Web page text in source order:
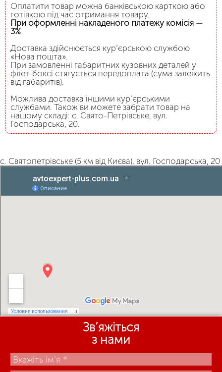
Оплатити товар можна банківською карткою або
готівкою під час отримання товару.
При оформленні накладеного платежу комісія —
3%
Доставка здійснюється кур’єрською службою
«Нова пошта».
При замовленні габаритних кузовних деталей у
флет-боксі стягується передоплата (сума залежить
від габаритів).
Можлива доставка іншими кур’єрськими
службами. Також ви можете забрати товар на
нашому складі: с. Свято-Петрівське, вул.
Господарська, 20.
с. Святопетрівське (5 км від Києва), вул. Господарська, 20
Зв’яжіться
з нами